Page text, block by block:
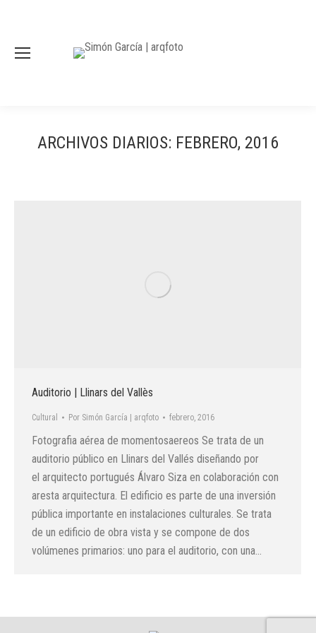
ARCHIVOS DIARIOS: FEBRERO, 2016
Auditorio | Llinars del Vallès
Cultural Por Simón García | arqfoto febrero, 2016
Fotografia aérea de momentosaereos Se trata de un
auditorio público en Llinars del Vallés diseñando por
el arquitecto portugués Álvaro Siza en colaboración con
aresta arquitectura. El edificio es parte de una inversión
pública importante en instalaciones culturales. Se trata
de un edificio de obra vista y se compone de dos
volúmenes primarios: uno para el auditorio, con una…